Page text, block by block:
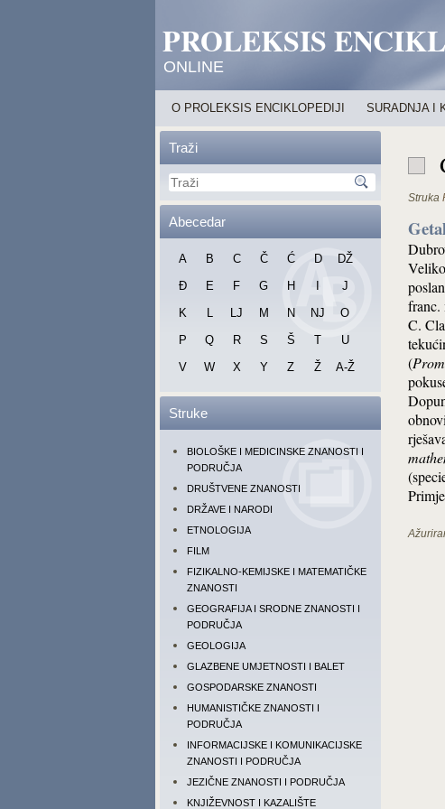
PROLEKSIS
ONLINE
O PROLEKSIS ENCIKLOPEDIJI SURADNJA I
Traži
Abecedar
A B C Č Ć D
DŽ
Đ
E F G H
J
K
L LJ M N NJ
O
P
Q R S Š T
U
V
W X Y Z Ž A-Ž
Struke
BIOLOŠKE I MEDICINSKE ZNANOSTI I
PODRUČJA
DRUŠTVENE ZNANOSTI
DRŽAVE I NARODI
ETNOLOGIJA
FILM
FIZIKALNO-KEMIJSKE I MATEMATIČKE
ZNANOSTI
GEOGRAFIJA I SRODNE ZNANOSTI I
PODRUČJA
GEOLOGIJA
GLAZBENE UMJETNOSTI I BALET
GOSPODARSKE ZNANOSTI
HUMANISTIČKE ZNANOSTI I
PODRUČJA
INFORMACIJSKE I KOMUNIKACIJSKE
ZNANOSTI I PODRUČJA
JEZIČNE ZNANOSTI I PODRUČJA
KNJIŽEVNOST I KAZALIŠTE
Struka
franc.
C.
(